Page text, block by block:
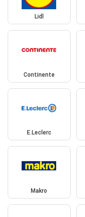
Lidl
Continente
E.Leclerc
Makro